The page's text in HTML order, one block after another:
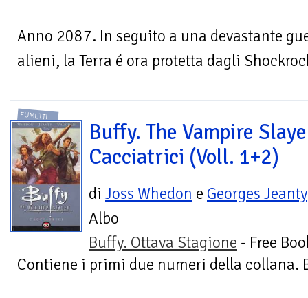
Anno 2087. In seguito a una devastante
alieni, la Terra é ora protetta dagli
FUMETTI
Buffy. The Vampire
Cacciatrici (Voll. 1+2)
di Joss Whedon e Georges Jeanty
Albo
Buffy. Ottava Stagione - Free
Contiene i primi due numeri della collana.